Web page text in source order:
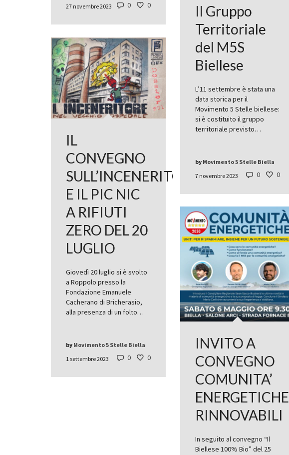
27 novembre 2023 0 0
Il Gruppo
Territoriale
del M5S
Biellese
L’11 settembre è stata una
data storica per il
Movimento 5 Stelle biellese:
si è costituito il gruppo
territoriale previsto…
7 novembre 2023
by Movimento 5 Stelle Biella
0 0
IL
CONVEGNO
SULL’INCENERITORE
E IL PIC NIC
A RIFIUTI
ZERO DEL 20
LUGLIO
Giovedì 20 luglio si è svolto
a Roppolo presso la
Fondazione Emanuele
Cacherano di Bricherasio,
alla presenza di un folto…
1 settembre 2023
by Movimento 5 Stelle Biella
0 0
INVITO A
CONVEGNO
COMUNITA’
ENERGETICHE
RINNOVABILI
In seguito al convegno “Il
Biellese 100% Bio” del 25